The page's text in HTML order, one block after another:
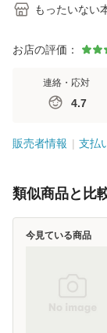
もったいない
お店の評価：
連絡・応対
4.7
販売者情報 支払
類似商品と比
今見ている商品